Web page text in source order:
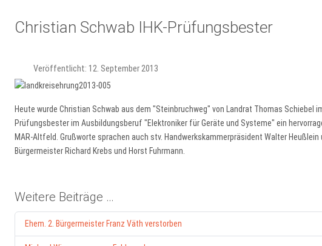
Christian Schwab IHK-Prüfungsbester
Veröffentlicht: 12. September 2013
Heute wurde Christian Schwab aus dem "Steinbruchweg" von Landrat Thomas Schiebel
Prüfungsbester im Ausbildungsberuf "Elektroniker für Geräte und Systeme" ein
MAR-Altfeld. Grußworte sprachen auch stv. Handwerkskammerpräsident Walter
Bürgermeister Richard Krebs und Horst Fuhrmann.
Weitere Beiträge …
Ehem. 2. Bürgermeister Franz Väth verstorben